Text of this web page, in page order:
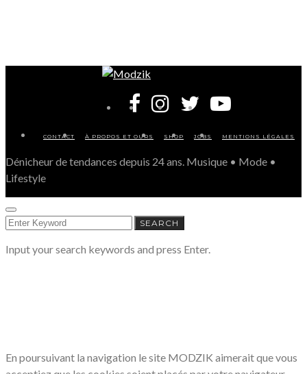
CONTACT À PROPOS ET OURS SHOP JOBS MENTIONS LÉGALES
Dénicheur de tendances depuis 24 ans. Musique • Mode •
Lifestyle
SEARCH
FOR:
SEARCH
Input your search keywords and press Enter.
En poursuivant la navigation le site MODZIK aimerait que vous